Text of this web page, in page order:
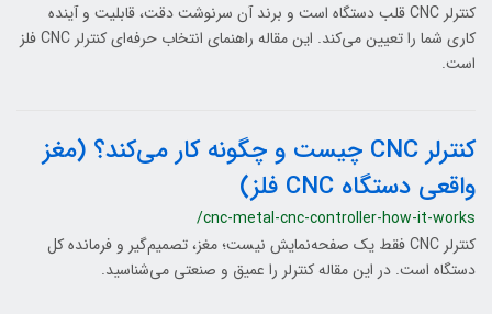
کنترلر CNC قلب دستگاه است و برند آن سرنوشت دقت، قابلیت و آینده
کاری شما را تعیین می‌کند. این مقاله راهنمای انتخاب حرفه‌ای کنترلر CNC فلز
است.
کنترلر CNC چیست و چگونه کار می‌کند؟ (مغز
واقعی دستگاه CNC فلز)
/cnc-metal-cnc-controller-how-it-works
کنترلر CNC فقط یک صفحه‌نمایش نیست؛ مغز، تصمیم‌گیر و فرمانده کل
دستگاه است. در این مقاله کنترلر را عمیق و صنعتی می‌شناسید.